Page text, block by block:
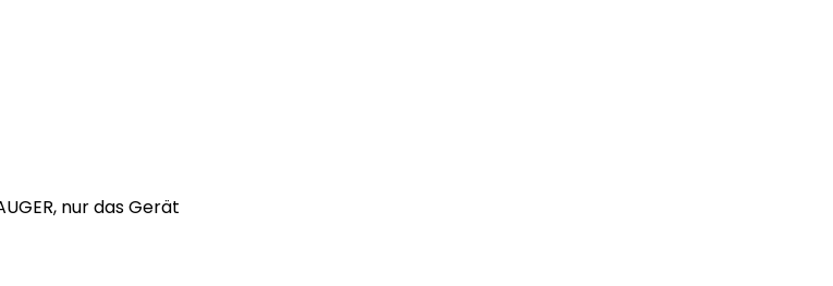
nur das Gerät